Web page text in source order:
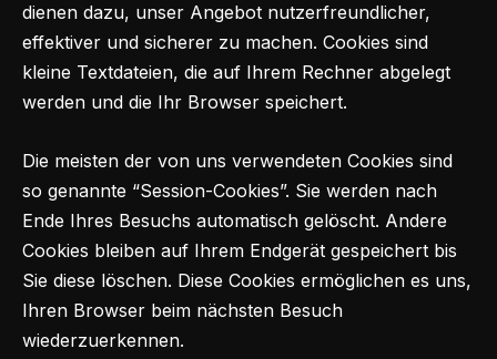
dienen dazu, unser Angebot nutzerfreundlicher,
effektiver und sicherer zu machen. Cookies sind
kleine Textdateien, die auf Ihrem Rechner abgelegt
werden und die Ihr Browser speichert.
Die meisten der von uns verwendeten Cookies sind
so genannte “Session-Cookies”. Sie werden nach
Ende Ihres Besuchs automatisch gelöscht. Andere
Cookies bleiben auf Ihrem Endgerät gespeichert bis
Sie diese löschen. Diese Cookies ermöglichen es uns,
Ihren Browser beim nächsten Besuch
wiederzuerkennen.